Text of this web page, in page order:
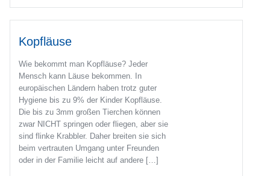
Kopfläuse
Wie bekommt man Kopfläuse? Jeder
Mensch kann Läuse bekommen. In
europäischen Ländern haben trotz guter
Hygiene bis zu 9% der Kinder Kopfläuse.
Die bis zu 3mm großen Tierchen können
zwar NICHT springen oder fliegen, aber sie
sind flinke Krabbler. Daher breiten sie sich
beim vertrauten Umgang unter Freunden
oder in der Familie leicht auf andere […]